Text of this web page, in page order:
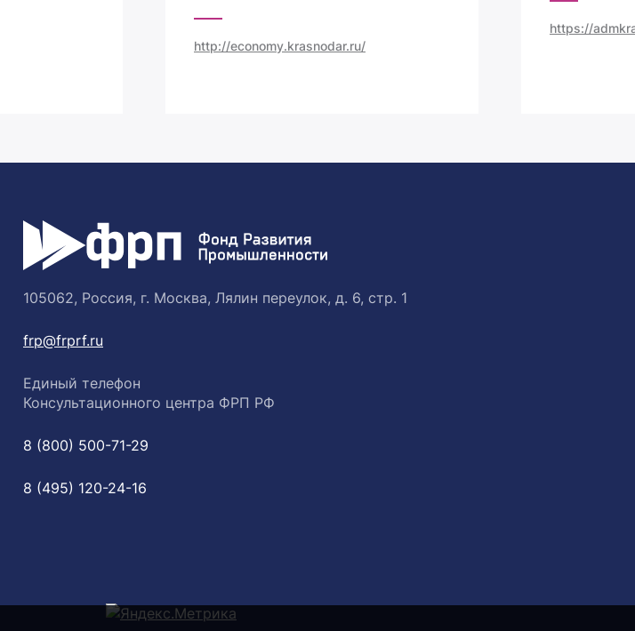
http://economy.krasnodar.ru/
https://
105062, Россия, г. Москва, Лялин переулок, д. 6, стр. 1
frp@frprf.ru
Единый телефон
Консультационного центра ФРП РФ
8 (800) 500-71-29
8 (495) 120-24-16